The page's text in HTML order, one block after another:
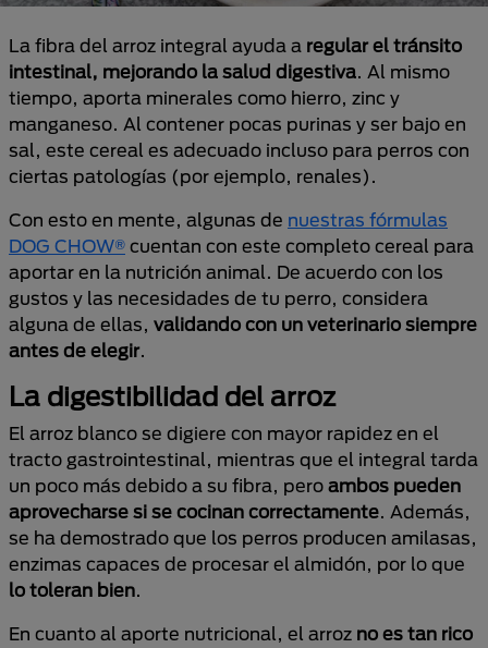
La fibra del arroz integral ayuda a regular el tránsito
intestinal, mejorando la salud digestiva. Al mismo
tiempo, aporta minerales como hierro, zinc y
manganeso. Al contener pocas purinas y ser bajo en
sal, este cereal es adecuado incluso para perros con
ciertas patologías (por ejemplo, renales).
Con esto en mente, algunas de nuestras fórmulas
DOG CHOW® cuentan con este completo cereal para
aportar en la nutrición animal. De acuerdo con los
gustos y las necesidades de tu perro, considera
alguna de ellas, validando con un veterinario siempre
antes de elegir.
La digestibilidad del arroz
El arroz blanco se digiere con mayor rapidez en el
tracto gastrointestinal, mientras que el integral tarda
un poco más debido a su fibra, pero ambos pueden
aprovecharse si se cocinan correctamente. Además,
se ha demostrado que los perros producen amilasas,
enzimas capaces de procesar el almidón, por lo que
lo toleran bien.
En cuanto al aporte nutricional, el arroz no es tan rico